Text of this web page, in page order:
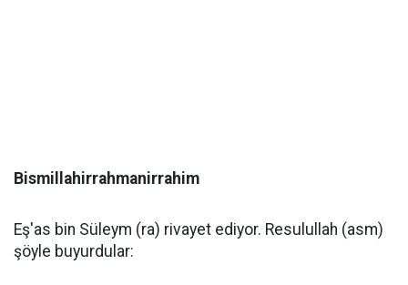
Bismillahirrahmanirrahim
Eş'as bin Süleym (ra) rivayet ediyor. Resulullah (asm)
şöyle buyurdular: